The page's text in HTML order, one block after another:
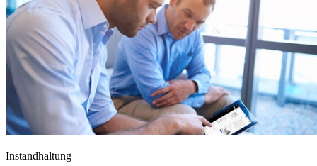
Instandhaltung